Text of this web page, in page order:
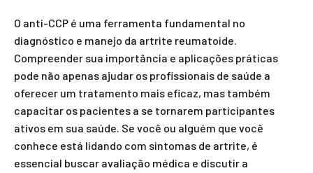
O anti-CCP é uma ferramenta fundamental no
diagnóstico e manejo da artrite reumatoide.
Compreender sua importância e aplicações práticas
pode não apenas ajudar os profissionais de saúde a
oferecer um tratamento mais eficaz, mas também
capacitar os pacientes a se tornarem participantes
ativos em sua saúde. Se você ou alguém que você
conhece está lidando com sintomas de artrite, é
essencial buscar avaliação médica e discutir a